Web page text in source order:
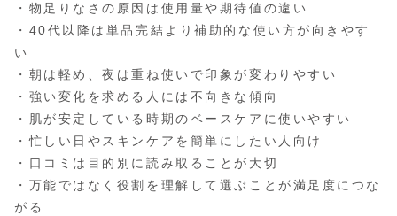
・物足りなさの原因は使用量や期待値の違い
・40代以降は単品完結より補助的な使い方が向きやす
い
・朝は軽め、夜は重ね使いで印象が変わりやすい
・強い変化を求める人には不向きな傾向
・肌が安定している時期のベースケアに使いやすい
・忙しい日やスキンケアを簡単にしたい人向け
・口コミは目的別に読み取ることが大切
・万能ではなく役割を理解して選ぶことが満足度につな
がる